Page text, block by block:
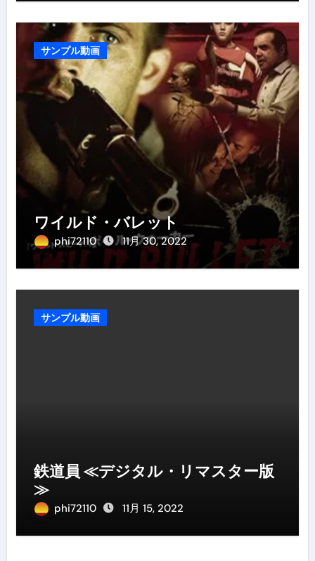
サンプル動画
ワイルド・バレット
phi72110 11月 30, 2022
サンプル動画
鉄道員 ≪デジタル・リマスター版
≫
phi72110 11月 15, 2022